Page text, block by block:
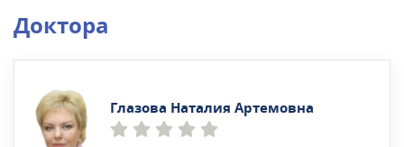
Доктора
Глазова Наталия Артемовна